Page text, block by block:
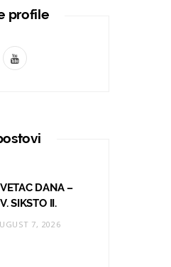
profile
Y
T
e
DANA –
SIKSTO II.
7, 2026